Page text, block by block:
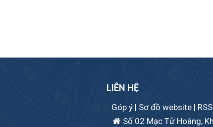
LIÊN HỆ
Góp ý | Sơ đồ website | RSS
Số 02 Mạc Tử Hoàng,